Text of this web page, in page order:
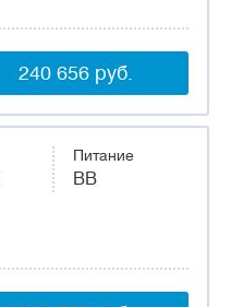
240 656 руб.
Питание
BB